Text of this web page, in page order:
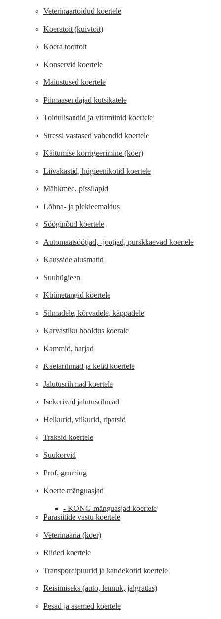
Veterinaartoidud koertele
Koeratoit (kuivtoit)
Koera toortoit
Konservid koertele
Maiustused koertele
Piimaasendajad kutsikatele
Toidulisandid ja vitamiinid koertele
Stressi vastased vahendid koertele
Käitumise korrigeerimine (koer)
Liivakastid, hügieenikotid koertele
Mähkmed, pissilapid
Lõhna- ja plekieemaldus
Sööginõud koertele
Automaatsöötjad, -jootjad, purskkaevad koertele
Kausside alusmatid
Suuhügieen
Küünetangid koertele
Silmadele, kõrvadele, käppadele
Karvastiku hooldus koerale
Kammid, harjad
Kaelarihmad ja ketid koertele
Jalutusrihmad koertele
Isekerivad jalutusrihmad
Helkurid, vilkurid, ripatsid
Traksid koertele
Suukorvid
Prof. gruming
Koerte mänguasjad
- KONG mänguasjad koertele
Parasiitide vastu koertele
Veterinaaria (koer)
Riided koertele
Transpordipuurid ja kandekotid koertele
Reisimiseks (auto, lennuk, jalgrattas)
Pesad ja asemed koertele